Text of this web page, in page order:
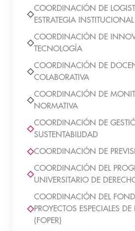
COORDINACIÓN DE
ESTRATEGIA INSTITUCIONAL
COORDINACIÓN DE
TECNOLOGÍA
COORDINACIÓN DE
COLABORATIVA
COORDINACIÓN DE
NORMATIVA
COORDINACIÓN DE
SUSTENTABILIDAD
COORDINACIÓN DE
COORDINACIÓN DEL
UNIVERSITARIO DE
COORDINACIÓN DEL
PROYECTOS ESPECIALES DE
(FOPER)